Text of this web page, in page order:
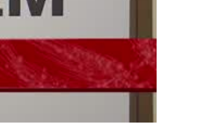
Su gönüllüleri suyun değerini...
Su Verimliliği Seferberliğini; resim, afiş,
Devamını Oku ->